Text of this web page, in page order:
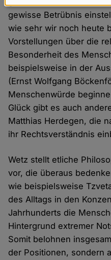
gewisse Betrübnis
wie sehr wir noch heute
Vorstellungen über die
Besonderheit des
beispielsweise in der
(Ernst Wolfgang
Menschenwürde
Glück gibt es auch
Matthias Herdegen, die
ihr Rechtsverständnis
Wetz stellt etliche
vor, die überaus
wie beispielsweise
des Alltags in den
Jahrhunderts die
Hintergrund extremer
Somit belohnen
der Positionen, sondern
Daten
und
Cookies